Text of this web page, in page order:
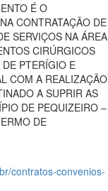
É O
CONTRATAÇÃO DE
SERVIÇOS NA ÁREA
CIRÚRGICOS
PTERÍGIO E
COM A REALIZAÇÃO
A SUPRIR AS
DE PEQUIZEIRO –
DE
contratos-convenios-